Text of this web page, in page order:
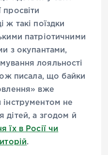
ж такі поїздки
патріотичними
з окупантами,
лояльності
писала, що байки
вже
інструментом не
а згодом й
їх в Росії чи
.